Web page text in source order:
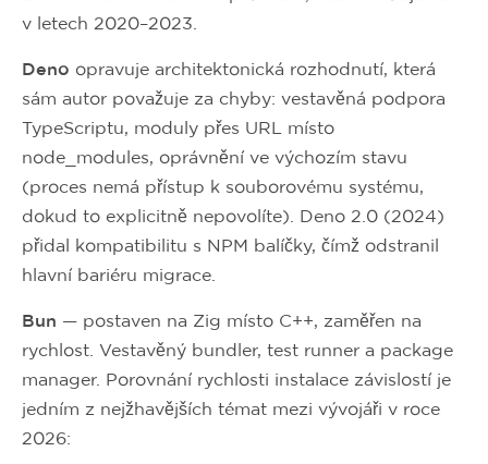
v letech 2020–2023.
Deno opravuje architektonická rozhodnutí, která
sám autor považuje za chyby: vestavěná podpora
TypeScriptu, moduly přes URL místo
node_modules, oprávnění ve výchozím stavu
(proces nemá přístup k souborovému systému,
dokud to explicitně nepovolíte). Deno 2.0 (2024)
přidal kompatibilitu s NPM balíčky, čímž odstranil
hlavní bariéru migrace.
Bun — postaven na Zig místo C++, zaměřen na
rychlost. Vestavěný bundler, test runner a package
manager. Porovnání rychlosti instalace závislostí je
jedním z nejžhavějších témat mezi vývojáři v roce
2026: